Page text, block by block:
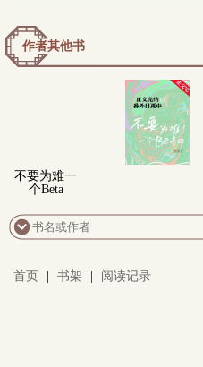
作者其他书
不要为难一
个Beta
首页 书架 阅读记录